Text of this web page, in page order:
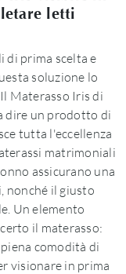
letti
di prima scelta e
soluzione lo
Materasso Iris di
dire un prodotto di
tutta l'eccellenza
matrimoniali
assicurano una
nonché il giusto
Un elemento
il materasso:
comodità di
visionare in prima